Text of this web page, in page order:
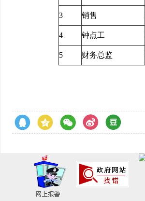
3 销售
4 钟点工
5 财务总监